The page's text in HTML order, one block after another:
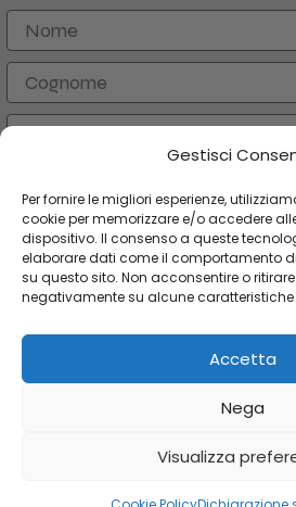
Gestisci
Per fornire le migliori esperienze,
cookie per memorizzare e/o accedere
dispositivo. Il consenso a queste
elaborare dati come il comportamento
su questo sito. Non acconsentire o
negativamente su alcune caratteristiche
Accetta
Nega
Visualizza
Nome
Cognome
Email
ISCRIVITI
CATEGORIE
Copyright 2024 Orologi &
€ 99.00